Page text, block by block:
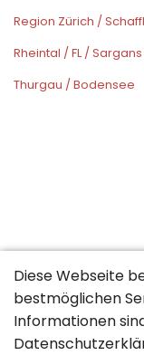
Region Zürich /
Rheintal / FL / Sargans
Thurgau / Bodensee
Diese Webseite
bestmöglichen
Informationen